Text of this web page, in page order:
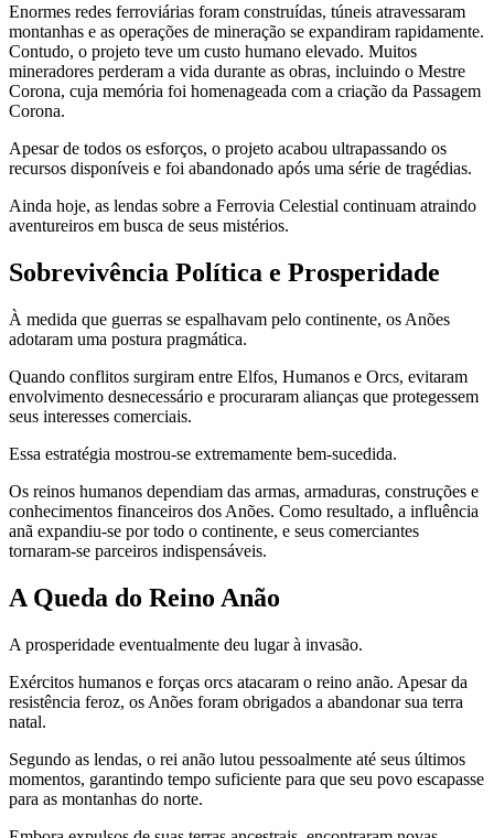
Enormes redes ferroviárias foram construídas, túneis atravessaram
montanhas e as operações de mineração se expandiram rapidamente.
Contudo, o projeto teve um custo humano elevado. Muitos
mineradores perderam a vida durante as obras, incluindo o Mestre
Corona, cuja memória foi homenageada com a criação da Passagem
Corona.
Apesar de todos os esforços, o projeto acabou ultrapassando os
recursos disponíveis e foi abandonado após uma série de tragédias.
Ainda hoje, as lendas sobre a Ferrovia Celestial continuam atraindo
aventureiros em busca de seus mistérios.
Sobrevivência Política e Prosperidade
À medida que guerras se espalhavam pelo continente, os Anões
adotaram uma postura pragmática.
Quando conflitos surgiram entre Elfos, Humanos e Orcs, evitaram
envolvimento desnecessário e procuraram alianças que protegessem
seus interesses comerciais.
Essa estratégia mostrou-se extremamente bem-sucedida.
Os reinos humanos dependiam das armas, armaduras, construções e
conhecimentos financeiros dos Anões. Como resultado, a influência
anã expandiu-se por todo o continente, e seus comerciantes
tornaram-se parceiros indispensáveis.
A Queda do Reino Anão
A prosperidade eventualmente deu lugar à invasão.
Exércitos humanos e forças orcs atacaram o reino anão. Apesar da
resistência feroz, os Anões foram obrigados a abandonar sua terra
natal.
Segundo as lendas, o rei anão lutou pessoalmente até seus últimos
momentos, garantindo tempo suficiente para que seu povo escapasse
para as montanhas do norte.